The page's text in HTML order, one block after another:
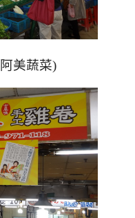
阿美蔬菜)